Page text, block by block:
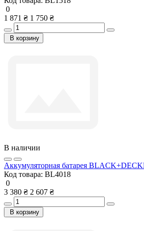
0
1 871 ₴ 1 750 ₴
В корзину
В наличии
Аккумуляторная батарея
Код товара: BL4018
0
3 380 ₴ 2 607 ₴
В корзину